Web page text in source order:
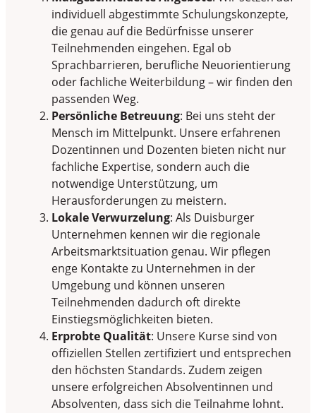
individuell abgestimmte Schulungskonzepte,
die genau auf die Bedürfnisse unserer
Teilnehmenden eingehen. Egal ob
Sprachbarrieren, berufliche Neuorientierung
oder fachliche Weiterbildung – wir finden den
passenden Weg.
Persönliche Betreuung: Bei uns steht der
Mensch im Mittelpunkt. Unsere erfahrenen
Dozentinnen und Dozenten bieten nicht nur
fachliche Expertise, sondern auch die
notwendige Unterstützung, um
Herausforderungen zu meistern.
Lokale Verwurzelung: Als Duisburger
Unternehmen kennen wir die regionale
Arbeitsmarktsituation genau. Wir pflegen
enge Kontakte zu Unternehmen in der
Umgebung und können unseren
Teilnehmenden dadurch oft direkte
Einstiegsmöglichkeiten bieten.
Erprobte Qualität: Unsere Kurse sind von
offiziellen Stellen zertifiziert und entsprechen
den höchsten Standards. Zudem zeigen
unsere erfolgreichen Absolventinnen und
Absolventen, dass sich die Teilnahme lohnt.